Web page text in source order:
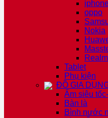
oppo
Nokia
Tablet
Phụ kiện
ĐỒ GIA
Ấm siêu
Bàn là
Bình nước